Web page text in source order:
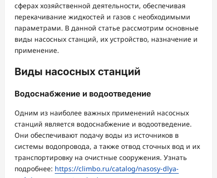
сферах хозяйственной деятельности, обеспечивая
перекачивание жидкостей и газов с необходимыми
параметрами. В данной статье рассмотрим основные
виды насосных станций, их устройство, назначение и
применение.
Виды насосных станций
Водоснабжение и водоотведение
Одним из наиболее важных применений насосных
станций является водоснабжение и водоотведение.
Они обеспечивают подачу воды из источников в
системы водопровода, а также отвод сточных вод и их
транспортировку на очистные сооружения. Узнать
подробнее: https://climbo.ru/catalog/nasosy-dlya-